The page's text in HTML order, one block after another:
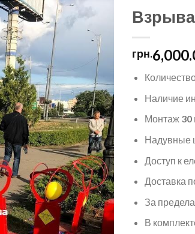
грн.
Наличие
Монтаж 30
Надувные
Доступ к
Доставка
За
В